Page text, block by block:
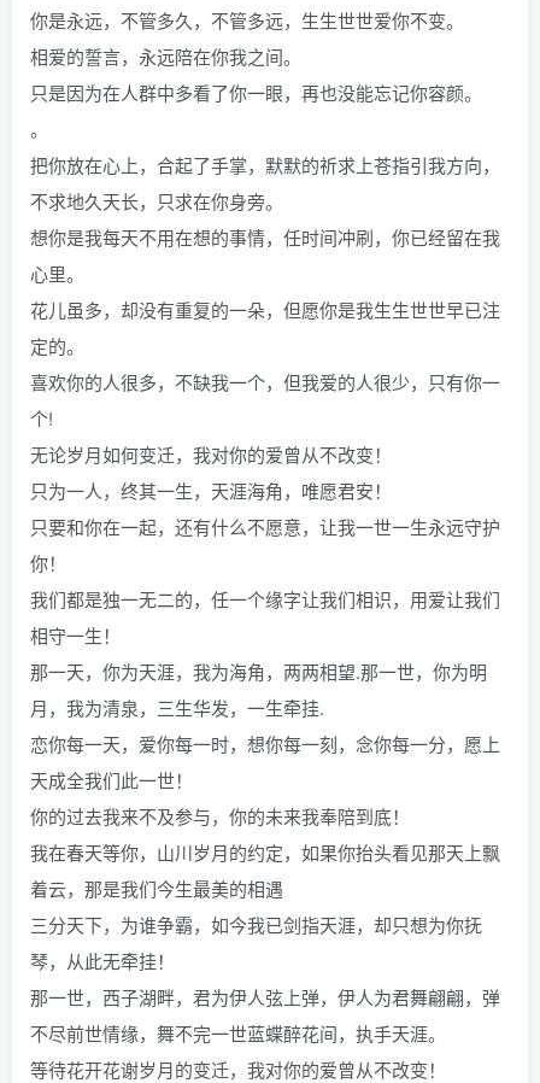
你是永远，不管多久，不管多远，生生世世爱你不变。
相爱的誓言，永远陪在你我之间。
只是因为在人群中多看了你一眼，再也没能忘记你容颜。
。
把你放在心上，合起了手掌，默默的祈求上苍指引我方向，
不求地久天长，只求在你身旁。
想你是我每天不用在想的事情，任时间冲刷，你已经留在我
心里。
花儿虽多，却没有重复的一朵，但愿你是我生生世世早已注
定的。
喜欢你的人很多，不缺我一个，但我爱的人很少，只有你一
个!
无论岁月如何变迁，我对你的爱曾从不改变！
只为一人，终其一生，天涯海角，唯愿君安！
只要和你在一起，还有什么不愿意，让我一世一生永远守护
你！
我们都是独一无二的，任一个缘字让我们相识，用爱让我们
相守一生！
那一天，你为天涯，我为海角，两两相望.那一世，你为明
月，我为清泉，三生华发，一生牵挂.
恋你每一天，爱你每一时，想你每一刻，念你每一分，愿上
天成全我们此一世！
你的过去我来不及参与，你的未来我奉陪到底！
我在春天等你，山川岁月的约定，如果你抬头看见那天上飘
着云，那是我们今生最美的相遇
三分天下，为谁争霸，如今我已剑指天涯，却只想为你抚
琴，从此无牵挂！
那一世，西子湖畔，君为伊人弦上弹，伊人为君舞翩翩，弹
不尽前世情缘，舞不完一世蓝蝶醉花间，执手天涯。
等待花开花谢岁月的变迁，我对你的爱曾从不改变！